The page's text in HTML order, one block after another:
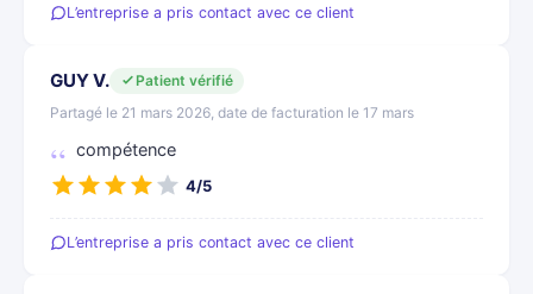
L’entreprise a pris contact avec ce client
GUY V.
Patient vérifié
Partagé le 21 mars 2026, date de facturation le 17 mars
compétence
4/5
L’entreprise a pris contact avec ce client